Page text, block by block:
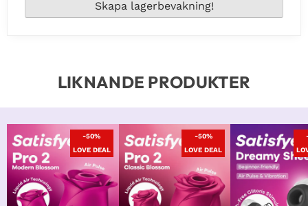
LIKNANDE PRODUKTER
-50%
LOVE DEAL
-50%
LOVE DEAL